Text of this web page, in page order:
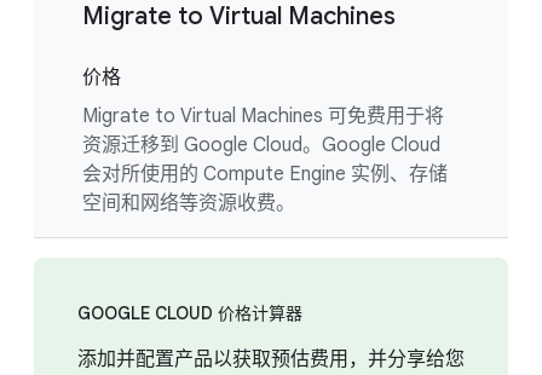
Migrate to Virtual Machines
价格
Migrate to Virtual Machines 可免费用于将
资源迁移到 Google Cloud。Google Cloud
会对所使用的 Compute Engine 实例、存储
空间和网络等资源收费。
GOOGLE CLOUD 价格计算器
添加并配置产品以获取预估费用，并分享给您